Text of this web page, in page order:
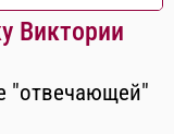
Виктории
"отвечающей"